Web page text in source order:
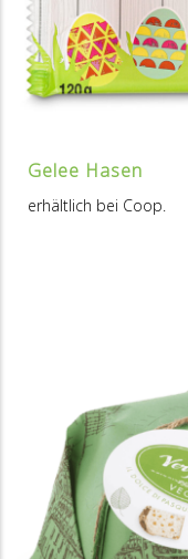
Gelee Hasen
erhältlich bei Coop.